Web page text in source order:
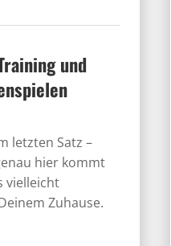
und
letzten Satz –
hier kommt
vielleicht
Zuhause.